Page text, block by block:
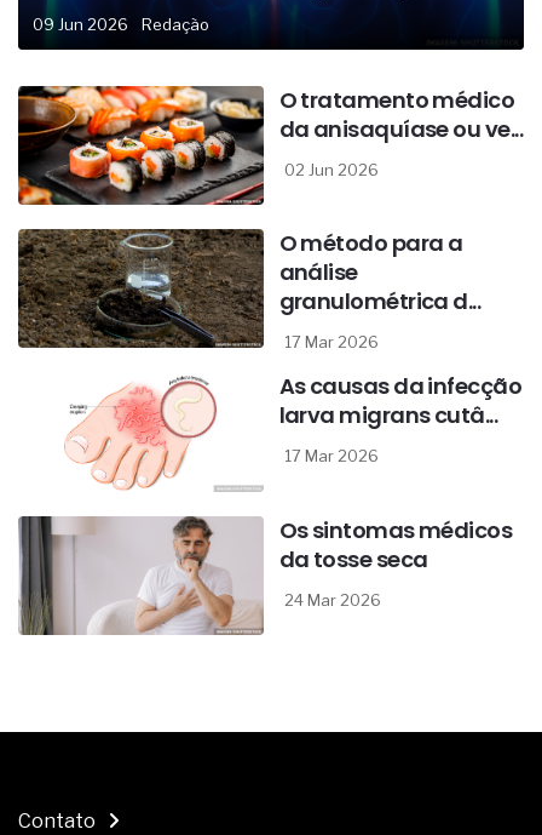
09 Jun 2026 Redação
O tratamento médico
da anisaquíase ou ve...
02 Jun 2026
O método para a
análise
granulométrica d...
17 Mar 2026
As causas da infecção
larva migrans cutâ...
17 Mar 2026
Os sintomas médicos
da tosse seca
24 Mar 2026
Contato